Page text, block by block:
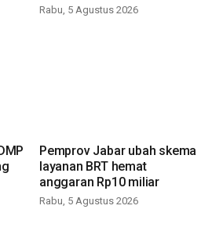
Rabu, 5 Agustus 2026
Pemprov Jabar ubah skema
layanan BRT hemat
anggaran Rp10 miliar
Rabu, 5 Agustus 2026